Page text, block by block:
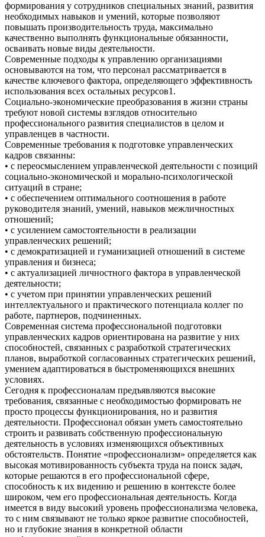
формирования у сотрудников специальных знаний, развития
необходимых навыков и умений, которые позволяют
повышать производительность труда, максимально
качественно выполнять функциональные обязанности,
осваивать новые виды деятельности.
Современные подходы к управлению организациями
основываются на том, что персонал рассматривается в
качестве ключевого фактора, определяющего эффективность
использования всех остальных ресурсов1.
Социально-экономические преобразования в жизни страны
требуют новой системы взглядов относительно
профессионального развития специалистов в целом и
управленцев в частности.
Современные требования к подготовке управленческих
кадров связанны:
• с переосмыслением управленческой деятельности с позиций
социально-экономической и морально-психологической
ситуаций в стране;
• с обеспечением оптимального соотношения в работе
руководителя знаний, умений, навыков межличностных
отношений;
• с усилением самостоятельности в реализации
управленческих решений;
• с демократизацией и гуманизацией отношений в системе
управления и бизнеса;
• с актуализацией личностного фактора в управленческой
деятельности;
• с учетом при принятии управленческих решений
интеллектуального и практического потенциала коллег по
работе, партнеров, подчиненных.
Современная система профессиональной подготовки
управленческих кадров ориентирована на развитие у них
способностей, связанных с разработкой стратегических
планов, выработкой согласованных стратегических решений,
умением адаптироваться в быстроменяющихся внешних
условиях.
Сегодня к профессионалам предъявляются высокие
требования, связанные с необходимостью формировать не
просто процессы функционирования, но и развития
деятельности. Профессионал обязан уметь самостоятельно
строить и развивать собственную профессиональную
деятельность в условиях изменяющихся объективных
обстоятельств. Понятие «профессионализм» определяется как
высокая мотивированность субъекта труда на поиск задач,
которые решаются в его профессиональной сфере,
способность к их видению и решению в контексте более
широком, чем его профессиональная деятельность. Когда
имеется в виду высокий уровень профессионализма человека,
то с ним связывают не только яркое развитие способностей,
но и глубокие знания в конкретной области